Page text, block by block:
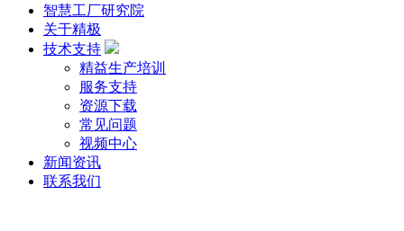
智慧工厂研究院
关于精极
技术支持
精益生产培训
服务支持
资源下载
常见问题
视频中心
新闻资讯
联系我们